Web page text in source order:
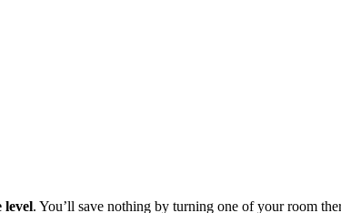
level. You’ll save nothing by turning one of your room